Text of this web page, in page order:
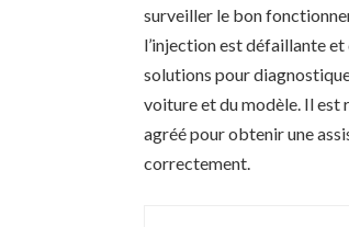
surveiller le bon
l’injection est défaillante
solutions pour
voiture et du modèle. Il est
agréé pour obtenir une
correctement.